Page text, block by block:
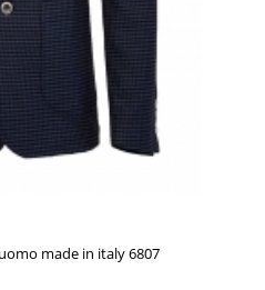
made in italy 6807